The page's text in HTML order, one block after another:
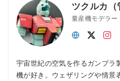
ツクルカ（
量産機モデラー
宇宙世紀の空気を作るガンプラ
機が好き。ウェザリングや情景